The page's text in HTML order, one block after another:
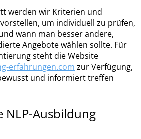
werden wir Kriterien und
um individuell zu prüfen,
wann man besser andere,
Angebote wählen sollte. Für
steht die Website
erfahrungen.com zur Verfügung,
und informiert treffen
NLP-Ausbildung